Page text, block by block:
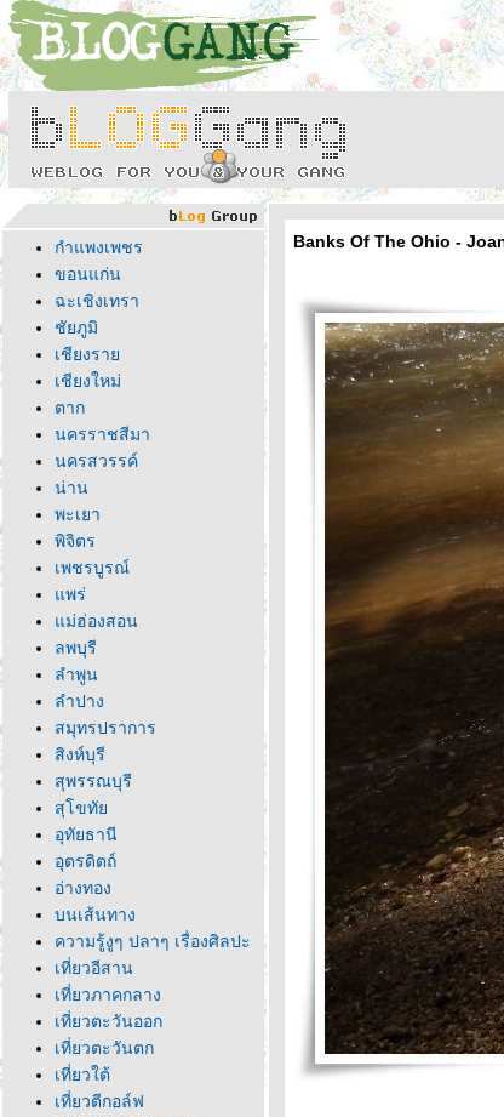
กำแพงเพชร
ขอนแก่น
ฉะเชิงเทรา
ชัยภูมิ
เชียงรา
เชียงใหม่
ตาก
นครราชสีมา
นครสวรรค์
น่าน
พะเยา
พิจิตร
เพชรบูรณ์
พร่
ม่ฮ่องสอน
ลพบุรี
ลำพูน
ลำปาง
สมุทรปราการ
สิงห์บุรี
สุพรรณบุรี
สุโขทั
อุทัยธานี
อุตรดิตถ์
อ่างทอง
บนเส้นทาง
ความรู้งูๆ ปลาๆ เรื่องศิลปะ
เที่ยวอีสาน
เที่ยวภาคกลาง
เที่ยวตะวันออก
เที่ยวตะวันตก
เที่ยวใต้
เที่ยวตีกอล์ฟ
Banks Of The Ohio -